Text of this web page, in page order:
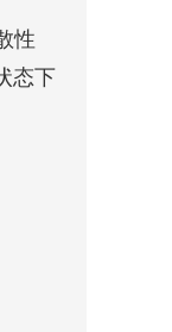
性
态下